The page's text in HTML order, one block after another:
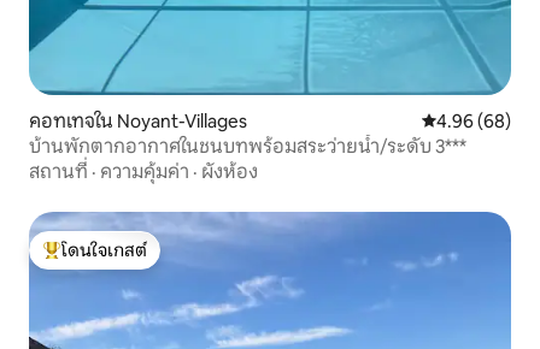
คอทเทจใน Noyant-Villages คะแนนเฉลี่ย
4.96 (68)
บ้านพักตากอากาศในชนบทพร้อมสระว่ายน้ำ/ระดับ 3***
สถานที่ · ความคุ้มค่า · ผังห้อง
โดนใจเกสต์ที่สุด
โดนใจเกสต์